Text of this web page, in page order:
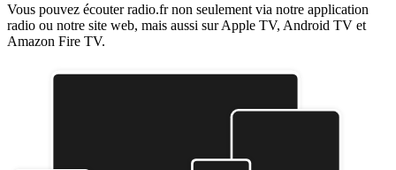
Vous pouvez écouter radio.fr non seulement via notre application
radio ou notre site web, mais aussi sur Apple TV, Android TV et
Amazon Fire TV.